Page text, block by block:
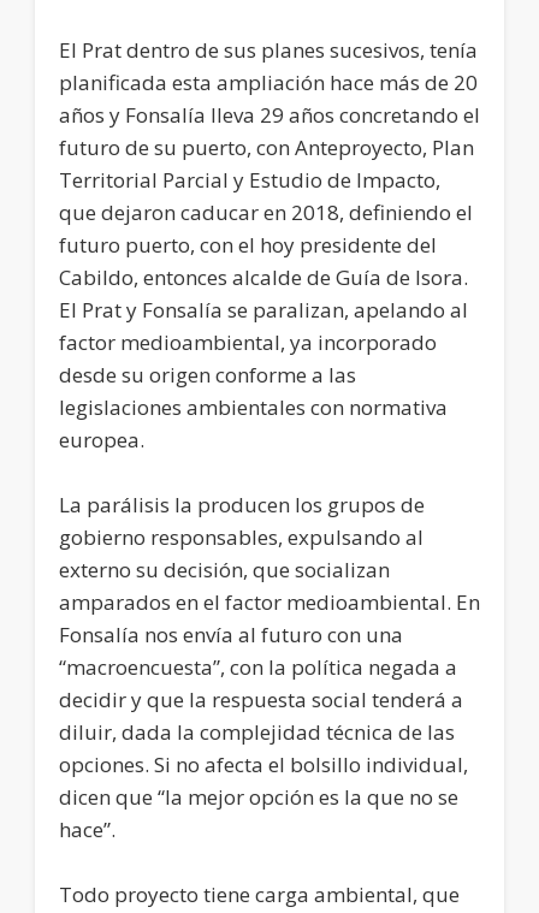
El Prat dentro de sus planes sucesivos, tenía
planificada esta ampliación hace más de 20
años y Fonsalía lleva 29 años concretando el
futuro de su puerto, con Anteproyecto, Plan
Territorial Parcial y Estudio de Impacto,
que dejaron caducar en 2018, definiendo el
futuro puerto, con el hoy presidente del
Cabildo, entonces alcalde de Guía de Isora.
El Prat y Fonsalía se paralizan, apelando al
factor medioambiental, ya incorporado
desde su origen conforme a las
legislaciones ambientales con normativa
europea.
La parálisis la producen los grupos de
gobierno responsables, expulsando al
externo su decisión, que socializan
amparados en el factor medioambiental. En
Fonsalía nos envía al futuro con una
“macroencuesta”, con la política negada a
decidir y que la respuesta social tenderá a
diluir, dada la complejidad técnica de las
opciones. Si no afecta el bolsillo individual,
dicen que “la mejor opción es la que no se
hace”.
Todo proyecto tiene carga ambiental, que